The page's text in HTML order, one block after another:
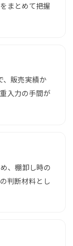
まとめて把握
、販売実績か
入力の手間が
、棚卸し時の
判断材料とし